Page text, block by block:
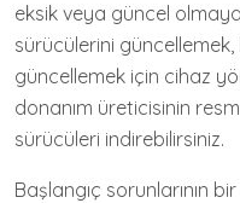
eksik veya güncel
sürücülerini
güncellemek için cihaz
donanım üreticisinin
sürücüleri indirebilirsiniz.
Başlangıç ​​sorunlarının